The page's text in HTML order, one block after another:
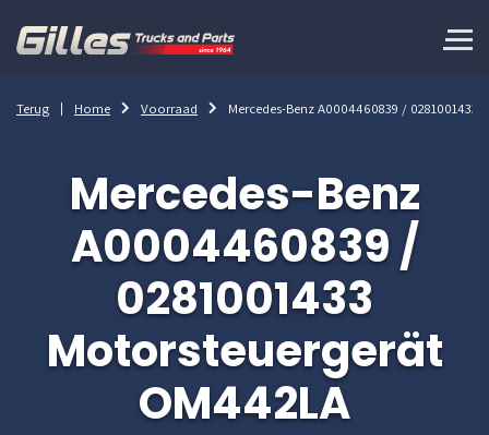
Terug Home Voorraad Mercedes-Benz A0004460839 / 0281001433
Mercedes-Benz
A0004460839 /
0281001433
Motorsteuergerät
OM442LA